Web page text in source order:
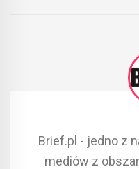
Brief.pl - jedno z
mediów z